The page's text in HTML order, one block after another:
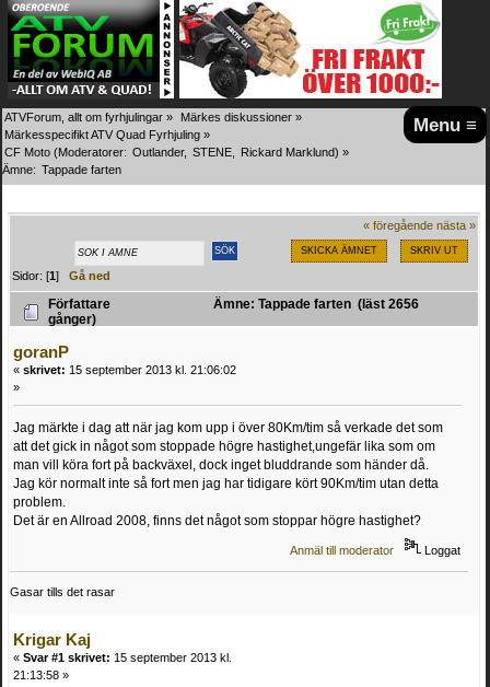
Menu ≡
ATVForum, allt om fyrhjulingar » Märkes diskussioner »
Märkesspecifikt ATV Quad Fyrhjuling »
CF Moto (Moderatorer: Outlander, STENE Rickard Marklund) »
Ämne: Tappade farten
« föregående nästa »
SKICKA ÄMNET SKRIV UT
Sidor: [1]Gå ned
Författare
Ämne: Tappade farten (läst 2656
gånger)
goranP
« skrivet: 15 september 2013 kl. 21:06:02
»
Jag märkte i dag att när jag kom upp i över 80Km/tim så verkade det som
att det gick in något som stoppade högre hastighet,ungefär lika som om
man vill köra fort på backväxel, dock inget bluddrande som händer då.
Jag kör normalt inte så fort men jag har tidigare kört 90Km/tim utan detta
problem.
Det är en Allroad 2008, finns det något som stoppar högre hastighet?
Anmäl till moderator Loggat
Gasar tills det rasar
Krigar Kaj
« Svar #1 skrivet: 15 september 2013 kl.
21:13:58 »